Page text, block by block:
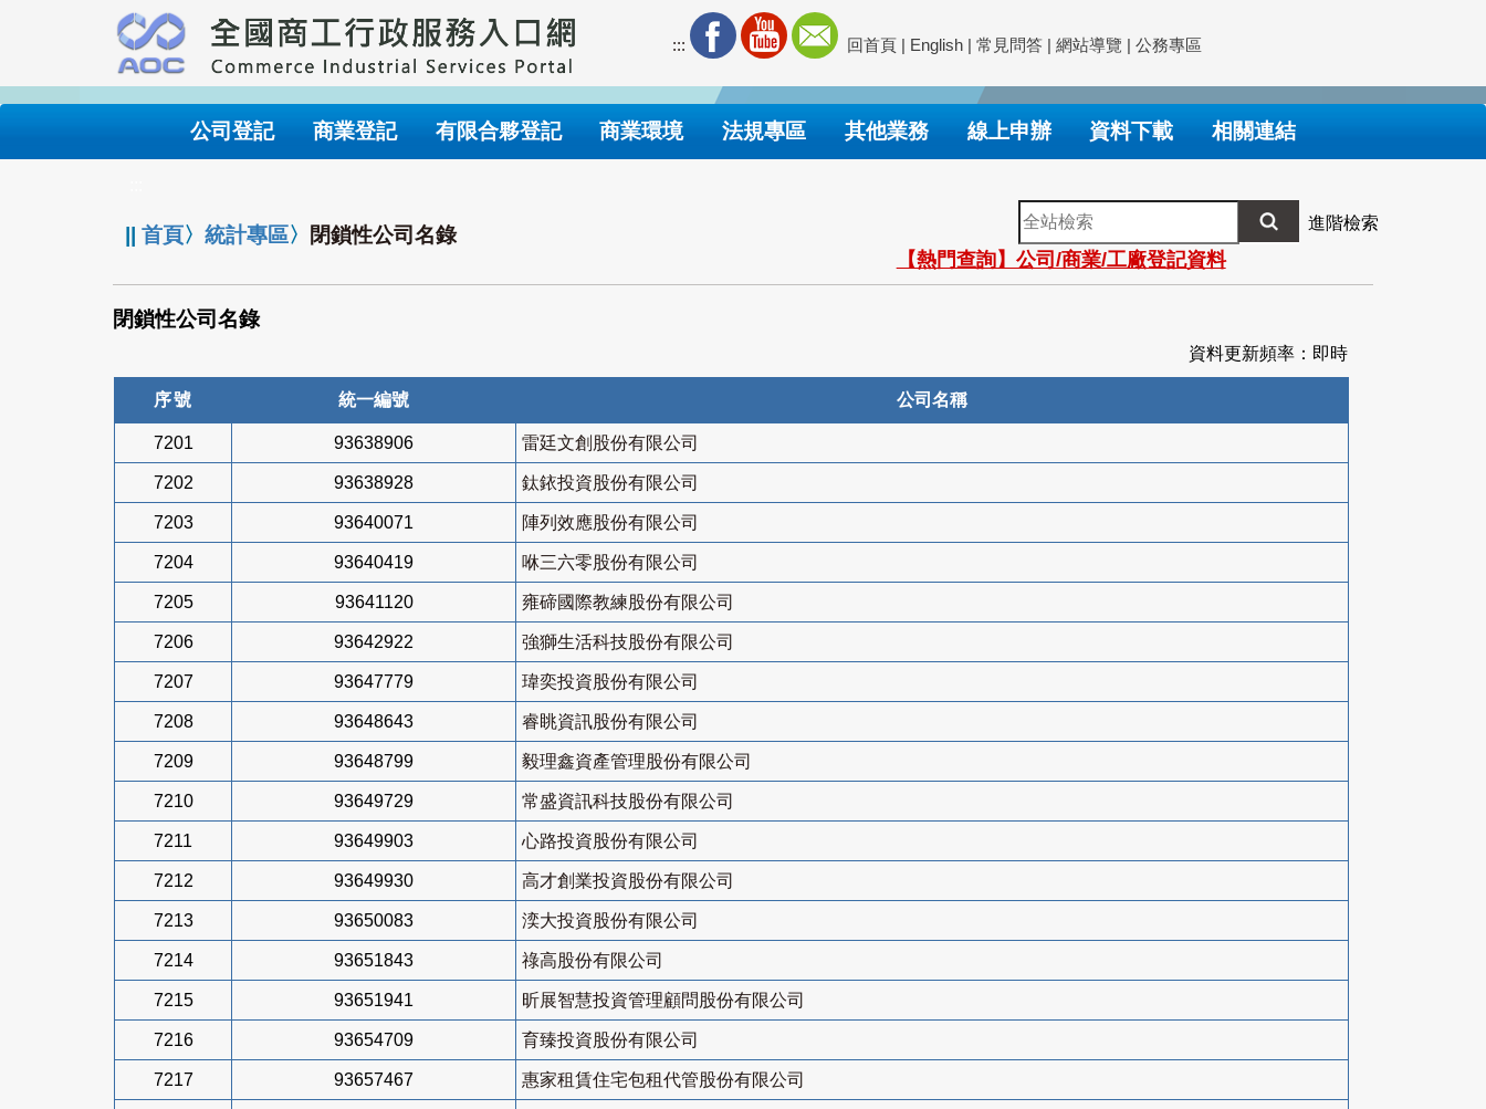
要
內
::: 回首頁 | English | 常見問答 | 網站導覽 | 公務專區
公司登記 商業登記 有限合夥登記 商業環境 法規專區 其他業務 線上申辦 資料下載 相關連結
||首頁〉統計專區〉 閉鎖性公司名錄
全
站
檢
索
進階檢索
【熱門查詢】公司/商業/工廠登記資料
閉鎖性公司名錄
資料更新頻率：即時
序號 統一編號 公司名稱
7201 93638906 雷廷文創股份有限公司
7202 93638928 鈦銥投資股份有限公司
7203 93640071 陣列效應股份有限公司
7204 93640419 咻三六零股份有限公司
7205 93641120 雍碲國際教練股份有限公司
7206 93642922 強獅生活科技股份有限公司
7207 93647779 瑋奕投資股份有限公司
7208 93648643 睿眺資訊股份有限公司
7209 93648799 毅理鑫資產管理股份有限公司
7210 93649729 常盛資訊科技股份有限公司
7211 93649903 心路投資股份有限公司
7212 93649930 高才創業投資股份有限公司
7213 93650083 湙大投資股份有限公司
7214 93651843 祿高股份有限公司
7215 93651941 昕展智慧投資管理顧問股份有限公司
7216 93654709 育臻投資股份有限公司
7217 93657467 惠家租賃住宅包租代管股份有限公司